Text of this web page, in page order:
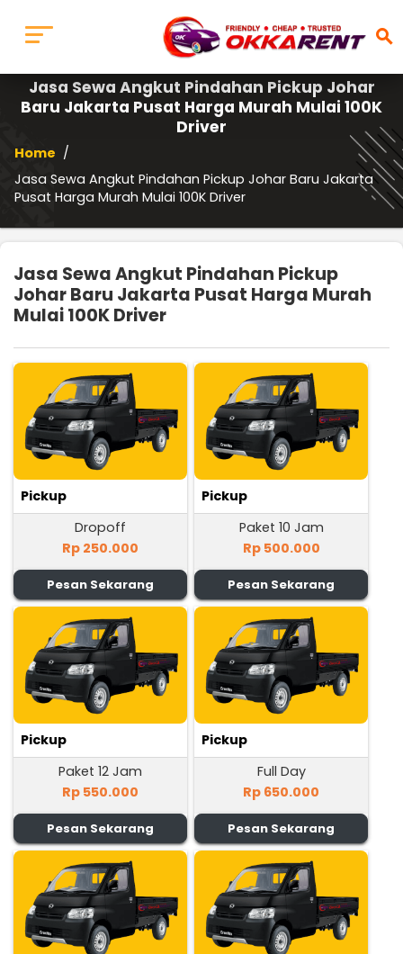
search
Jasa Sewa Angkut Pindahan Pickup Johar
Baru Jakarta Pusat Harga Murah Mulai 100K
Driver
Home /
Jasa Sewa Angkut Pindahan Pickup Johar Baru Jakarta
Pusat Harga Murah Mulai 100K Driver
Jasa Sewa Angkut Pindahan Pickup
Johar Baru Jakarta Pusat Harga Murah
Mulai 100K Driver
Pickup
Dropoff
Rp 250.000
Pesan Sekarang
Pickup
Paket 10 Jam
Rp 500.000
Pesan Sekarang
Pickup
Paket 12 Jam
Rp 550.000
Pesan Sekarang
Pickup
Full Day
Rp 650.000
Pesan Sekarang